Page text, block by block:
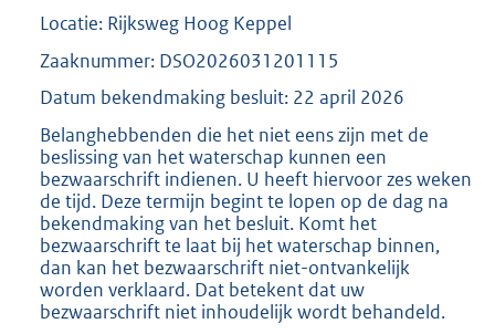
Locatie: Rijksweg Hoog Keppel
Zaaknummer: DSO2026031201115
Datum bekendmaking besluit: 22 april 2026
Belanghebbenden die het niet eens zijn met de
beslissing van het waterschap kunnen een
bezwaarschrift indienen. U heeft hiervoor zes weken
de tijd. Deze termijn begint te lopen op de dag na
bekendmaking van het besluit. Komt het
bezwaarschrift te laat bij het waterschap binnen,
dan kan het bezwaarschrift niet-ontvankelijk
worden verklaard. Dat betekent dat uw
bezwaarschrift niet inhoudelijk wordt behandeld.